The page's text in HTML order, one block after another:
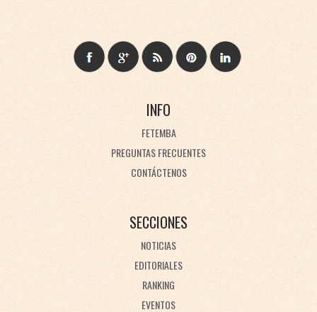
INFO
FETEMBA
PREGUNTAS FRECUENTES
CONTÁCTENOS
SECCIONES
NOTICIAS
EDITORIALES
RANKING
EVENTOS